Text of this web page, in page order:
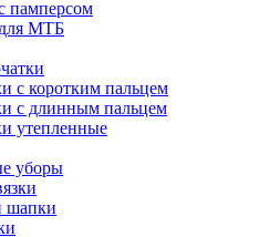
памперсом
МТБ
с коротким пальцем
с длинным пальцем
утепленные
уборы
шапки